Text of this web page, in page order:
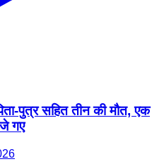
पुत्र सहित तीन की मौत, एक
गए